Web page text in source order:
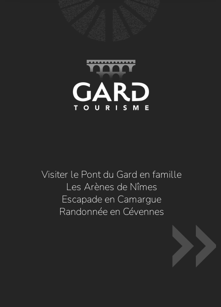
Visiter le Pont du Gard en famille
Les Arènes de Nîmes
Escapade en Camargue
Randonnée en Cévennes